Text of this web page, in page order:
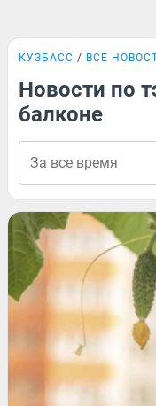
КУЗБАСС ВСЕ
Новости по
балконе